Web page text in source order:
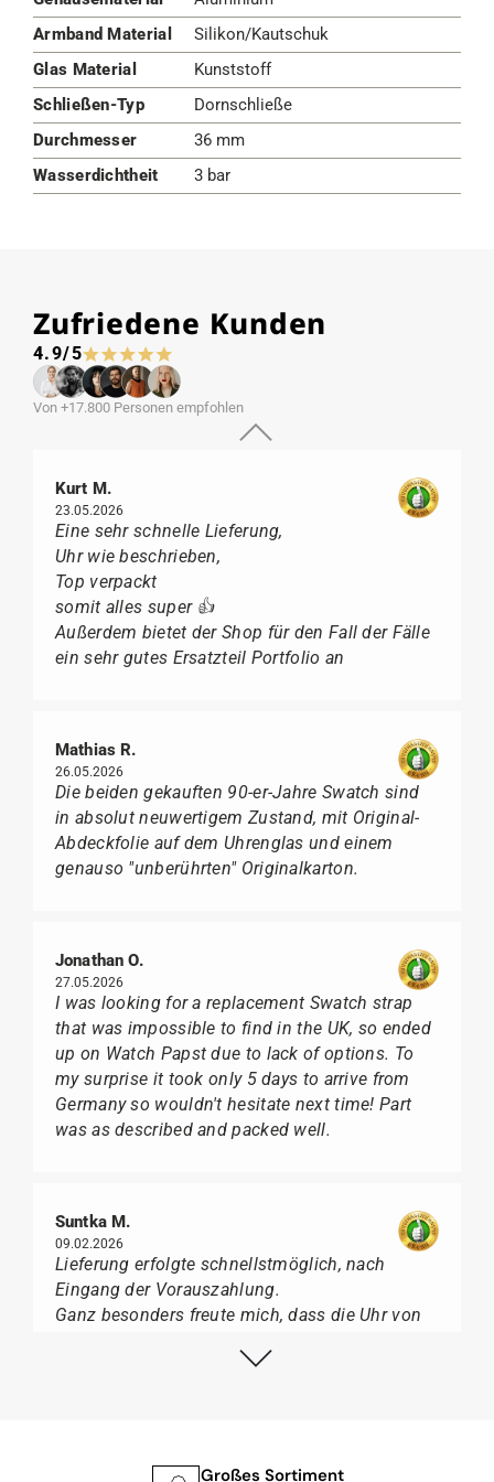
Armband Material
Silikon/Kautschuk
Glas Material
Kunststoff
Schließen-Typ
Dornschließe
Durchmesser
36 mm
Wasserdichtheit
3 bar
Zufriedene Kunden
4.9/5
Von +17.800 Personen empfohlen
Kurt M.
23.05.2026
Eine sehr schnelle Lieferung,
Uhr wie beschrieben,
Top verpackt
somit alles super 👍
Außerdem bietet der Shop für den Fall der Fälle
ein sehr gutes Ersatzteil Portfolio an
Mathias R.
26.05.2026
Die beiden gekauften 90-er-Jahre Swatch sind
in absolut neuwertigem Zustand, mit Original-
Abdeckfolie auf dem Uhrenglas und einem
genauso "unberührten" Originalkarton.
Jonathan O.
27.05.2026
I was looking for a replacement Swatch strap
that was impossible to find in the UK, so ended
up on Watch Papst due to lack of options. To
my surprise it took only 5 days to arrive from
Germany so wouldn't hesitate next time! Part
was as described and packed well.
Suntka M.
09.02.2026
Lieferung erfolgte schnellstmöglich, nach
Eingang der Vorauszahlung.
Ganz besonders freute mich, dass die Uhr von
geliefert wurde, sondern mit der gelben
für seine professionelle Arbeit und tollen
Großes Sortiment